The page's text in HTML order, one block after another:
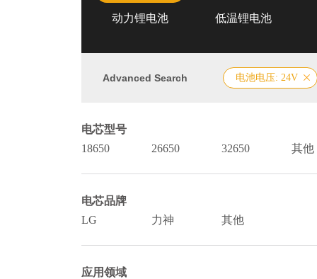
动力锂电池 低温锂电池
Advanced Search 电池电压: 24V
电芯型号
18650
26650 32650 其他
电芯品牌
LG
力神 其他
应用领域